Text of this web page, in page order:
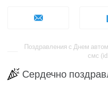
Поздравления с Днем
смс
Сердечно